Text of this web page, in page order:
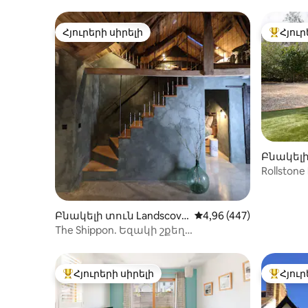
Հյուրերի սիրելի
Հյուրերի սիրելի
Բնակելի տուն Landscove
-ում
Միջին վարկանիշը՝
4,96 (447)
The Shippon. Եզակի շքեղ
Բնակելի
մ
Հյուրերի սիրելի լավագույն տները
Հյուրերի սիրելի